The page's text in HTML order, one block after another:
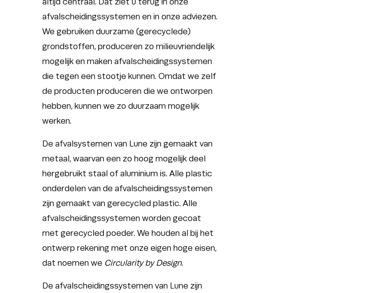
afvalscheidingssystemen en in onze adviezen.
We gebruiken duurzame (gerecyclede)
grondstoffen, produceren zo milieuvriendelijk
mogelijk en maken afvalscheidingssystemen
die tegen een stootje kunnen. Omdat we zelf
de producten produceren die we ontworpen
hebben, kunnen we zo duurzaam mogelijk
werken.
De afvalsystemen van Lune zijn gemaakt van
metaal, waarvan een zo hoog mogelijk deel
hergebruikt staal of aluminium is. Alle plastic
onderdelen van de afvalscheidingssystemen
zijn gemaakt van gerecycled plastic. Alle
afvalscheidingssystemen worden gecoat
met gerecycled poeder. We houden al bij het
ontwerp rekening met onze eigen hoge eisen,
dat noemen we Circularity by Design.
De afvalscheidingssystemen van Lune zijn